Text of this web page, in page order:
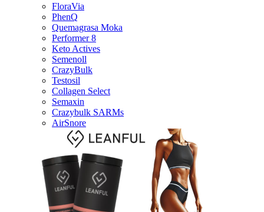
PhenQ
Quemagrasa Moka
Performer 8
Keto Actives
Semenoll
CrazyBulk
Testosil
Collagen Select
Semaxin
Crazybulk SARMs
AirSnore